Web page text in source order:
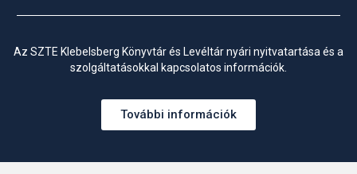
Az SZTE Klebelsberg Könyvtár és Levéltár nyári nyitvatartása és a
szolgáltatásokkal kapcsolatos információk.
További információk